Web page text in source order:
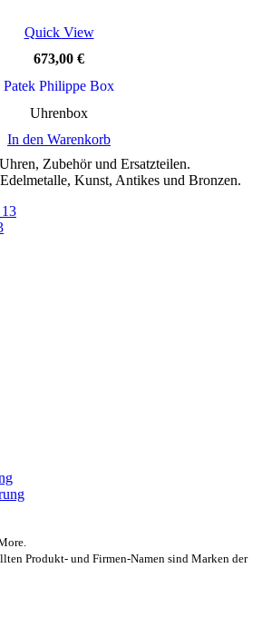
Quick View
673,00 €
Patek Philippe Box
Uhrenbox
In den Warenkorb
Zubehör und Ersatzteilen.
Kunst, Antikes und Bronzen.
Produkt- und Firmen-Namen sind Marken der